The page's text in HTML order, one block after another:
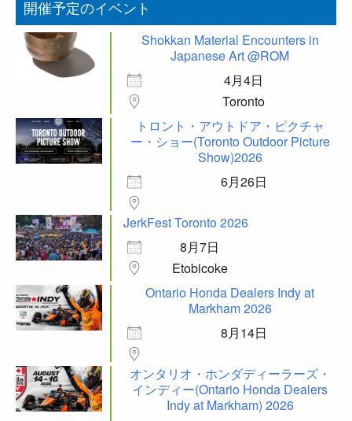
開催予定のイベント
Shokkan Material Encounters in
Japanese Art @ROM
4月4日
Toronto
トロント・アウトドア・ピクチャ
ー・ショー(Toronto Outdoor Picture
Show)2026
6月26日
JerkFest Toronto 2026
8月7日
Etobicoke
Ontario Honda Dealers Indy at
Markham 2026
8月14日
オンタリオ・ホンダディーラーズ・
インディー(Ontario Honda Dealers
Indy at Markham) 2026